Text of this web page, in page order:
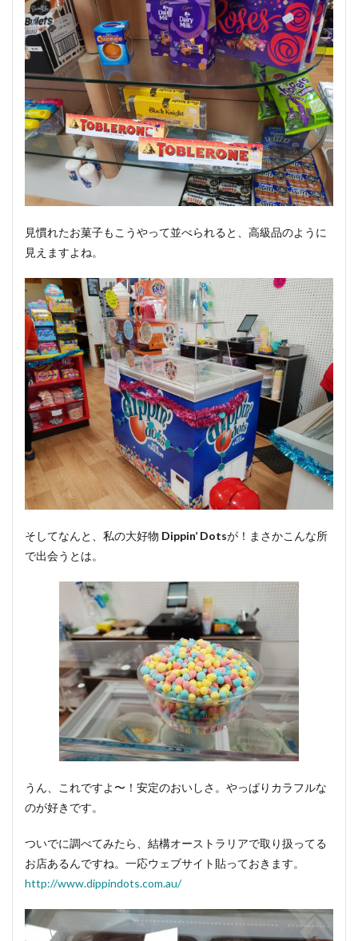
見慣れたお菓子もこうやって並べられると、高級品のように
見えますよね。
そしてなんと、私の大好物 Dippin’ Dotsが！まさかこんな所
で出会うとは。
うん、これですよ〜！安定のおいしさ。やっぱりカラフルな
のが好きです。
ついでに調べてみたら、結構オーストラリアで取り扱ってる
お店あるんですね。一応ウェブサイト貼っておきます。
http://www.dippindots.com.au/